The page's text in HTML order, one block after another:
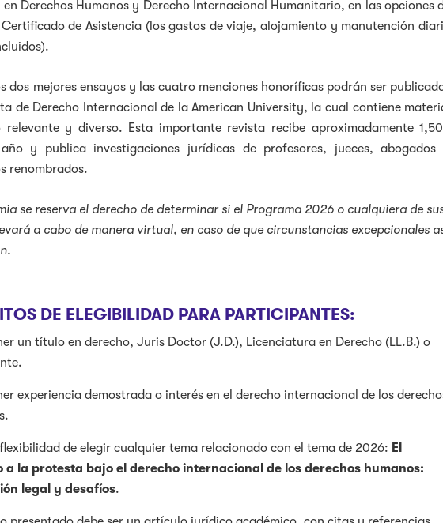
en Derechos Humanos y Derecho Internacional Humanitario, en las opciones
de Asistencia (los gastos de viaje, alojamiento y manutención
dos mejores ensayos y las cuatro menciones honoríficas podrán ser
de Derecho Internacional de la American University, la cual contiene
relevante y diverso. Esta importante revista recibe aproximadamente
y publica investigaciones jurídicas de profesores, jueces, abogados
renombrados.
se reserva el derecho de determinar si el Programa 2026 o cualquiera de
a cabo de manera virtual, en caso de que circunstancias excepcionales
DE ELEGIBILIDAD PARA PARTICIPANTES:
un título en derecho, Juris Doctor (J.D.), Licenciatura en Derecho (LL.B.) o
experiencia demostrada o interés en el derecho internacional de los
de elegir cualquier tema relacionado con el tema de 2026: El
a la protesta bajo el derecho internacional de los derechos humanos:
legal y desafíos.